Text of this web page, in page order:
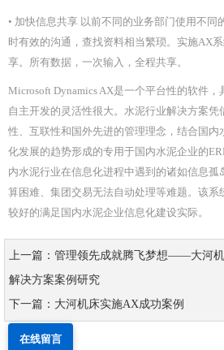
• 加快信息共享 以前不同的业务部门使用不同
时有效的沟通，查找资料相当繁琐。实施AX
享。所有数据，一次输入，全程共享。
Microsoft Dynamics AX是一个平台性的软件
自主开发的灵活性很大。水泥行业解决方案
性、互联性和国外先进的管理理念，结合国内
化发展的趋势形成的专用于国内水泥企业的
内水泥行业在信息化进程中遇到的诸如信息孤
算困难、集团交易无法自动处理等难题。该系
较好的满足国内水泥企业信息化建设实际。
上一篇：管理领先成就腾飞梦想——大河机
解决方案案例研究
下一篇：大河机床实施AX成功案例
在线留言